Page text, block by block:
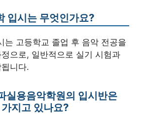
입시는 무엇인가요?
는 고등학교 졸업 후 음악 전공을
으로, 일반적으로 실기 시험과
니다.
실용음악학원의 입시반은
지고 있나요?